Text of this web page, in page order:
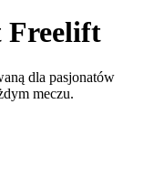
Freelift
dla pasjonatów
meczu.